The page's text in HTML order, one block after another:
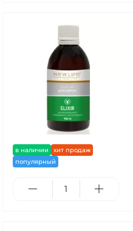
в наличии
хит продаж
популярный